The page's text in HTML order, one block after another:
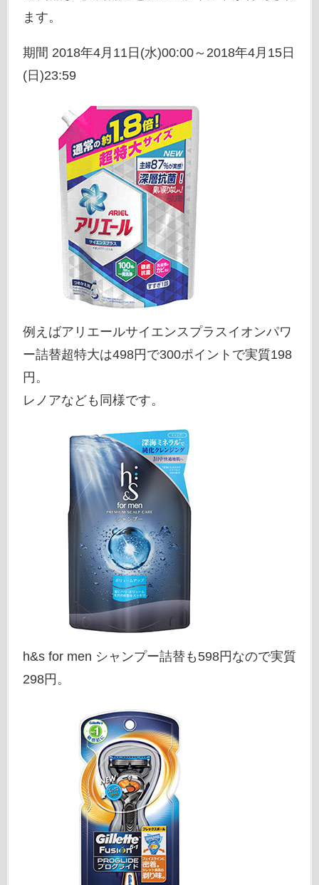
ます。
期間 2018年4月11日(水)00:00～2018年4月15日
(日)23:59
例えばアリエールサイエンスプラスイオンパワ
ー詰替超特大は498円で300ポイントで実質198
円。
レノアなども同様です。
h&s for men シャンプー詰替も598円なので実質
298円。